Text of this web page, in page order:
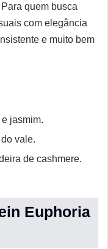
quem busca
com elegância
e muito bem
jasmim.
vale.
de cashmere.
Euphoria